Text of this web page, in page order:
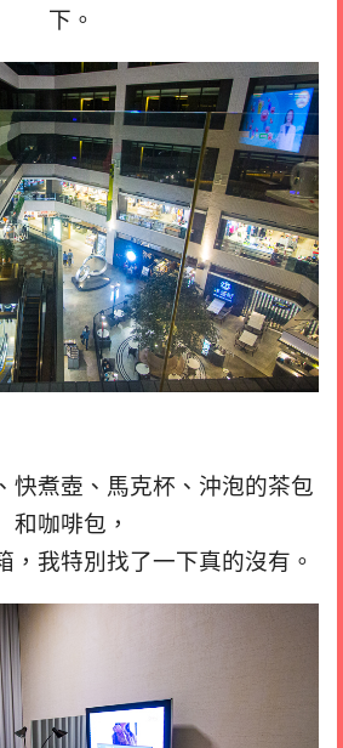
下。
快煮壺、馬克杯、沖泡的茶包
和咖啡包，
，我特別找了一下真的沒有。